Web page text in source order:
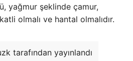
yağmur şeklinde çamur,
olmalı ve hantal olmalıdır.
tarafından yayınlandı